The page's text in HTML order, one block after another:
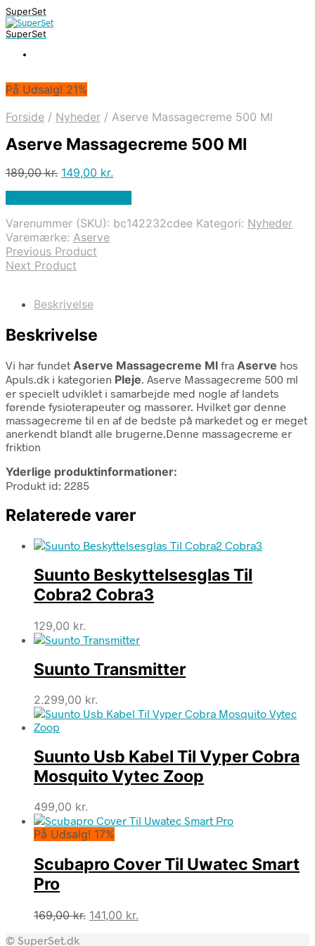
SuperSet
SuperSet
På Udsalg! 21%
Forside / Nyheder / Aserve Massagecreme 500 Ml
Aserve Massagecreme 500 Ml
189,00kr. Den
189,00 kr..
149,00 kr.
149,00 kr..
Varenummer (SKU): bc142232cdee Kategori: Nyheder
Varemærke: Aserve
Previous Product
Next Product
Beskrivelse
Beskrivelse
Vi har fundet Aserve Massagecreme Ml fra Aserve hos
Apuls.dk i kategorien Pleje. Aserve Massagecreme 500 ml
er specielt udviklet i samarbejde med nogle af landets
førende fysioterapeuter og massører. Hvilket gør denne
massagecreme til en af de bedste på markedet og er meget
anerkendt blandt alle brugerne.Denne massagecreme er
friktion
Yderlige produktinformationer:
Produkt id: 2285
Relaterede varer
Suunto Beskyttelsesglas Til
Cobra2 Cobra3
129,00 kr.
Suunto Transmitter
2.299,00 kr.
Suunto Usb Kabel Til Vyper Cobra
Mosquito Vytec Zoop
499,00 kr.
På Udsalg! 17%
Scubapro Cover Til Uwatec Smart
Pro
169,00kr. Den
141,00 kr.
© SuperSet.dk